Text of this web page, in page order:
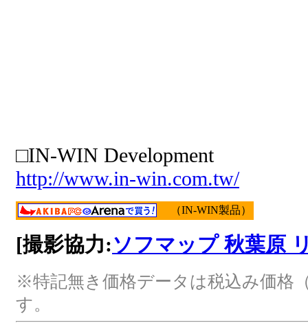
□IN-WIN Development
http://www.in-win.com.tw/
（IN-WIN製品）
[撮影協力:ソフマップ 秋葉原
※特記無き価格データは税込み価格
す。